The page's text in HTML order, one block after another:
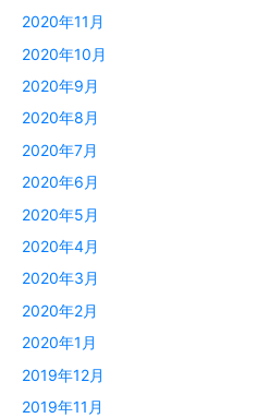
2020年11月
2020年10月
2020年9月
2020年8月
2020年7月
2020年6月
2020年5月
2020年4月
2020年3月
2020年2月
2020年1月
2019年12月
2019年11月